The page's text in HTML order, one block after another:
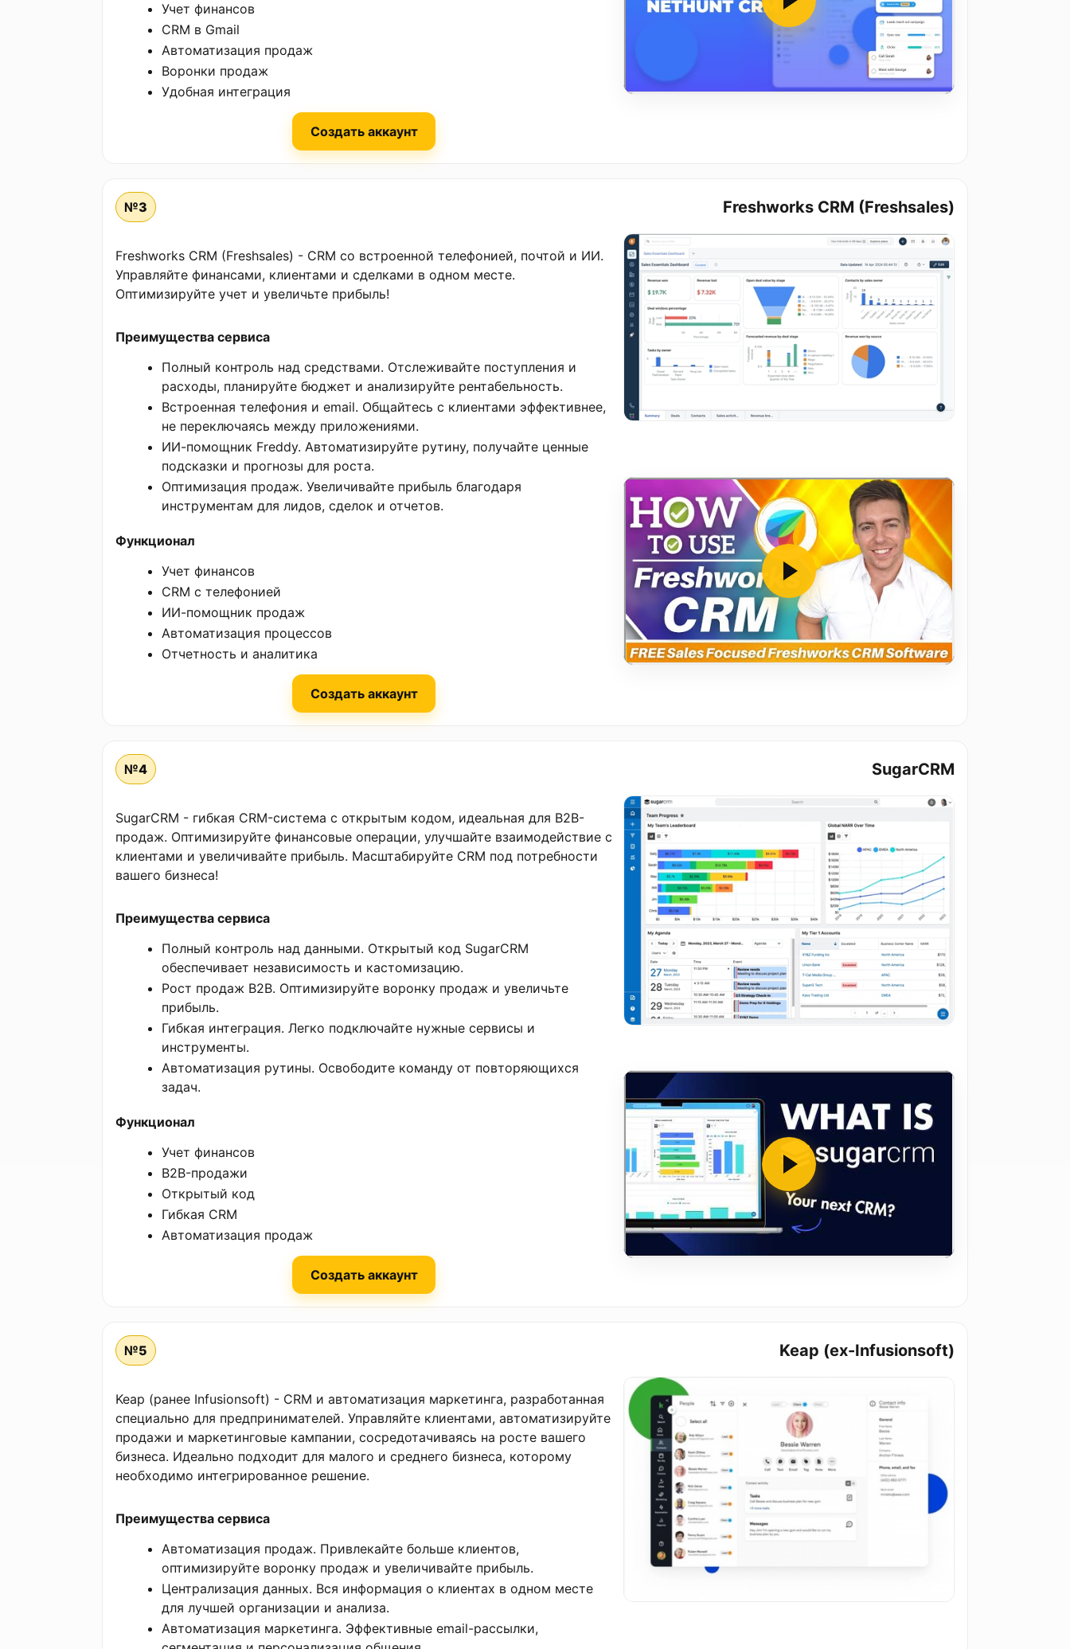
Учет финансов
CRM в Gmail
Автоматизация продаж
Воронки продаж
Удобная интеграция
Создать аккаунт
№3 Freshworks CRM (Freshsales)
Freshworks CRM (Freshsales) - CRM со встроенной телефонией, почтой и ИИ.
Управляйте финансами, клиентами и сделками в одном месте.
Оптимизируйте учет и увеличьте прибыль!
Преимущества сервиса
Полный контроль над средствами. Отслеживайте поступления и
расходы, планируйте бюджет и анализируйте рентабельность.
Встроенная телефония и email. Общайтесь с клиентами эффективнее,
не переключаясь между приложениями.
ИИ-помощник Freddy. Автоматизируйте рутину, получайте ценные
подсказки и прогнозы для роста.
Оптимизация продаж. Увеличивайте прибыль благодаря
инструментам для лидов, сделок и отчетов.
Функционал
Учет финансов
CRM с телефонией
ИИ-помощник продаж
Автоматизация процессов
Отчетность и аналитика
Создать аккаунт
№4 SugarCRM
SugarCRM - гибкая CRM-система с открытым кодом, идеальная для B2B-
продаж. Оптимизируйте финансовые операции, улучшайте взаимодействие с
клиентами и увеличивайте прибыль. Масштабируйте CRM под потребности
вашего бизнеса!
Преимущества сервиса
Полный контроль над данными. Открытый код SugarCRM
обеспечивает независимость и кастомизацию.
Рост продаж B2B. Оптимизируйте воронку продаж и увеличьте
прибыль.
Гибкая интеграция. Легко подключайте нужные сервисы и
инструменты.
Автоматизация рутины. Освободите команду от повторяющихся
задач.
Функционал
Учет финансов
B2B-продажи
Открытый код
Гибкая CRM
Автоматизация продаж
Создать аккаунт
№5 Keap (ex-Infusionsoft)
Keap (ранее Infusionsoft) - CRM и автоматизация маркетинга, разработанная
специально для предпринимателей. Управляйте клиентами, автоматизируйте
продажи и маркетинговые кампании, сосредотачиваясь на росте вашего
бизнеса. Идеально подходит для малого и среднего бизнеса, которому
необходимо интегрированное решение.
Преимущества сервиса
Автоматизация продаж. Привлекайте больше клиентов,
оптимизируйте воронку продаж и увеличивайте прибыль.
Централизация данных. Вся информация о клиентах в одном месте
для лучшей организации и анализа.
Автоматизация маркетинга. Эффективные email-рассылки,